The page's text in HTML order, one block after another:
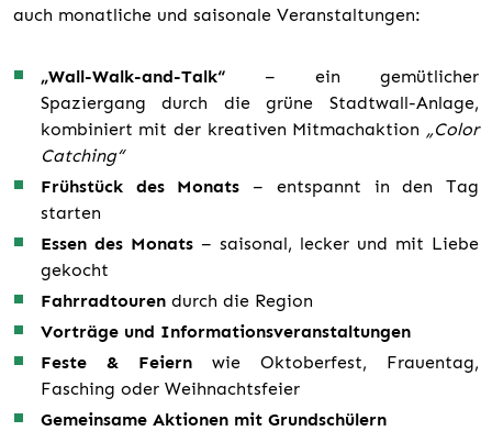
auch monatliche und saisonale Veranstaltungen:
„Wall-Walk-and-Talk“– ein gemütlicher
Spaziergang durch die grüne Stadtwall-Anlage,
kombiniert mit der kreativen Mitmachaktion „Color
Catching“
Frühstück des Monats – entspannt in den Tag
starten
Essen des Monats– saisonal, lecker und mit Liebe
gekocht
Fahrradtourendurch die Region
Vorträge und Informationsveranstaltungen
Feste & Feiern wie Oktoberfest, Frauentag,
Fasching oder Weihnachtsfeier
Gemeinsame Aktionen mit Grundschülern